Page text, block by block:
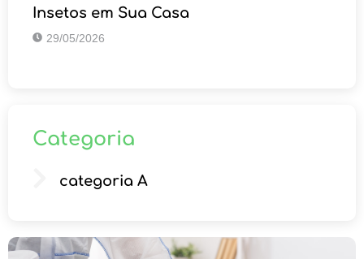
Insetos em Sua Casa
29/05/2026
Categoria
categoria A